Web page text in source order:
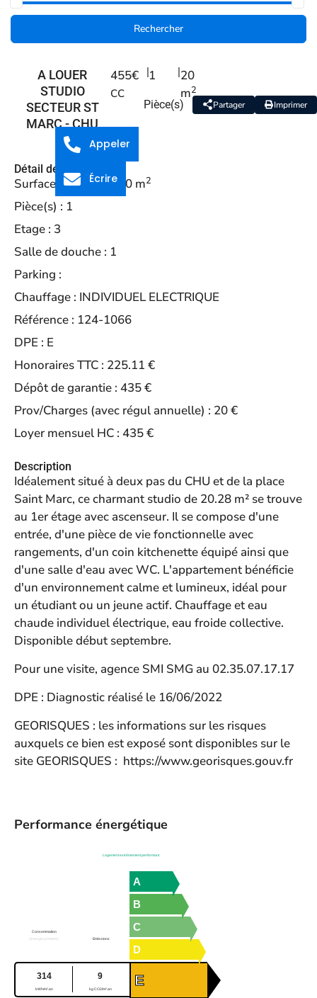
A LOUER
STUDIO
SECTEUR ST
MARC - CHU
455€
CC
|1
Pièce(s)
|20
m2
Partager Imprimer
Détail de la propriété
Surface habitable : 20 m2
Pièce(s) : 1
Etage : 3
Salle de douche : 1
Parking :
Chauffage : INDIVIDUEL ELECTRIQUE
Référence : 124-1066
DPE : E
Honoraires TTC : 225.11 €
Dépôt de garantie : 435 €
Prov/Charges (avec régul annuelle) : 20 €
Loyer mensuel HC : 435 €
Description
Idéalement situé à deux pas du CHU et de la place
Saint Marc, ce charmant studio de 20.28 m² se trouve
au 1er étage avec ascenseur. Il se compose d'une
entrée, d'une pièce de vie fonctionnelle avec
rangements, d'un coin kitchenette équipé ainsi que
d'une salle d'eau avec WC. L'appartement bénéficie
d'un environnement calme et lumineux, idéal pour
un étudiant ou un jeune actif. Chauffage et eau
chaude individuel électrique, eau froide collective.
Disponible début septembre.
Pour une visite, agence SMI SMG au 02.35.07.17.17
DPE : Diagnostic réalisé le 16/06/2022
GEORISQUES : les informations sur les risques
auxquels ce bien est exposé sont disponibles sur le
site GEORISQUES : https://www.georisques.gouv.fr
Performance énergétique
Logement extrêmement performant
A
B
C
D
Consommation
(énergie primaire)
Emissions
314
kWh/m².an
9
kg CO2/m².an
E
Appeler
Écrire